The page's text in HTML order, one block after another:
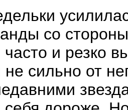
со
часто и резко
сильно от